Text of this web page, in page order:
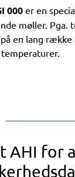
000er en
møller. Pga.
en lang
AHI for